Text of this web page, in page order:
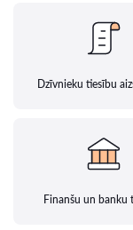
Dzīvnieku tiesību
Finanšu un banku